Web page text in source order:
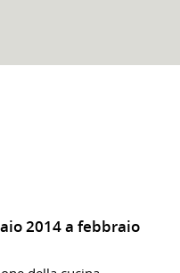
2014 a febbraio